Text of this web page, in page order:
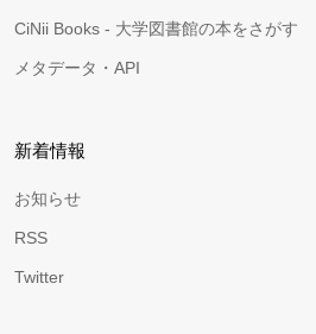
CiNii Books - 大学図書館の本をさがす
メタデータ・API
新着情報
お知らせ
RSS
Twitter